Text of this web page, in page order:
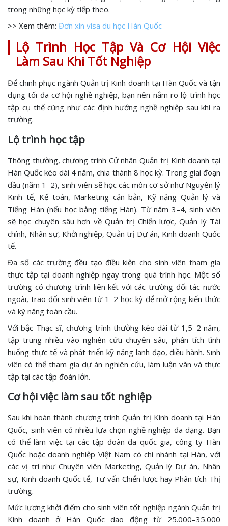
trong những học kỳ tiếp theo.
>> Xem thêm: Đơn xin visa du học Hàn Quốc
Lộ Trình Học Tập Và Cơ Hội Việc
Làm Sau Khi Tốt Nghiệp
Để chinh phục ngành Quản trị Kinh doanh tại Hàn Quốc và tận
dụng tối đa cơ hội nghề nghiệp, bạn nên nắm rõ lộ trình học
tập cụ thể cũng như các định hướng nghề nghiệp sau khi ra
trường.
Lộ trình học tập
Thông thường, chương trình Cử nhân Quản trị Kinh doanh tại
Hàn Quốc kéo dài 4 năm, chia thành 8 học kỳ. Trong giai đoạn
đầu (năm 1–2), sinh viên sẽ học các môn cơ sở như Nguyên lý
Kinh tế, Kế toán, Marketing căn bản, Kỹ năng Quản lý và
Tiếng Hàn (nếu học bằng tiếng Hàn). Từ năm 3–4, sinh viên
sẽ học chuyên sâu hơn về Quản trị Chiến lược, Quản lý Tài
chính, Nhân sự, Khởi nghiệp, Quản trị Dự án, Kinh doanh Quốc
tế.
Đa số các trường đều tạo điều kiện cho sinh viên tham gia
thực tập tại doanh nghiệp ngay trong quá trình học. Một số
trường có chương trình liên kết với các trường đối tác nước
ngoài, trao đổi sinh viên từ 1–2 học kỳ để mở rộng kiến thức
và kỹ năng toàn cầu.
Với bậc Thạc sĩ, chương trình thường kéo dài từ 1,5–2 năm,
tập trung nhiều vào nghiên cứu chuyên sâu, phân tích tình
huống thực tế và phát triển kỹ năng lãnh đạo, điều hành. Sinh
viên có thể tham gia dự án nghiên cứu, làm luận văn và thực
tập tại các tập đoàn lớn.
Cơ hội việc làm sau tốt nghiệp
Sau khi hoàn thành chương trình Quản trị Kinh doanh tại Hàn
Quốc, sinh viên có nhiều lựa chọn nghề nghiệp đa dạng. Bạn
có thể làm việc tại các tập đoàn đa quốc gia, công ty Hàn
Quốc hoặc doanh nghiệp Việt Nam có chi nhánh tại Hàn, với
các vị trí như Chuyên viên Marketing, Quản lý Dự án, Nhân
sự, Kinh doanh Quốc tế, Tư vấn Chiến lược hay Phân tích Thị
trường.
Mức lương khởi điểm cho sinh viên tốt nghiệp ngành Quản trị
Kinh doanh ở Hàn Quốc dao động từ 25.000–35.000